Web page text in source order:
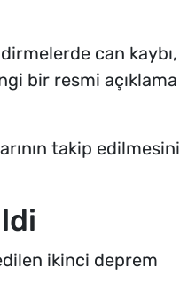
can kaybı,
bir resmi açıklama
takip edilmesini
ikinci deprem